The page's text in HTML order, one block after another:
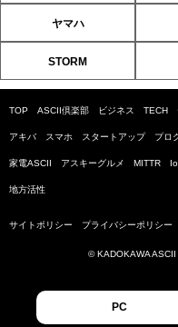
ヤマハ
STORM
TOP ASCII倶楽部 ビジネス TECH
アキバ スマホ スタートアップ プロ
家電ASCII アスキーグルメ MITTR
地方活性
サイトポリシー プライバシーポリシー
© KADOKAWA
PC